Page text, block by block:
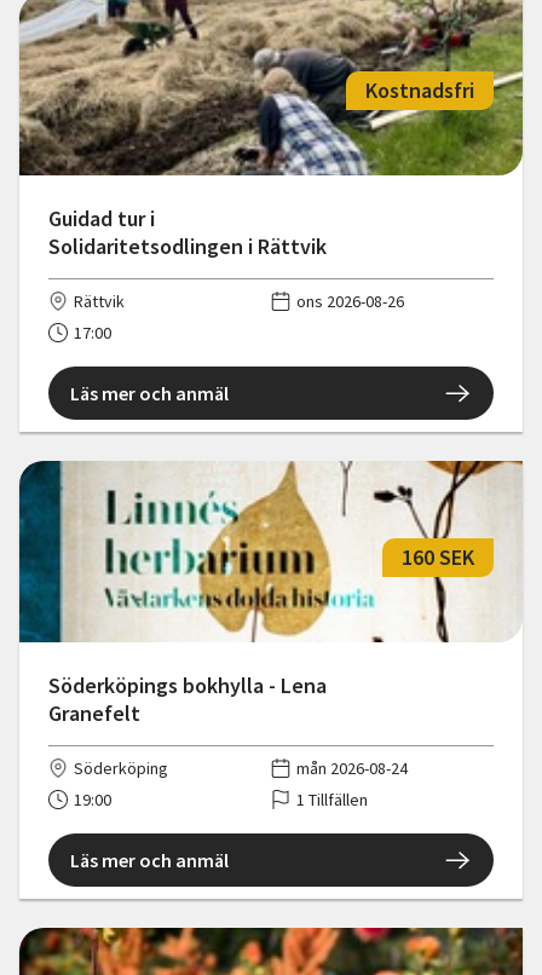
Guidad tur i
Solidaritetsodlingen i Rättvik
Kostnadsfri
Rättvik
ons 2026-08-26
17:00
Läs mer och anmäl
Söderköpings bokhylla - Lena
Granefelt
160 SEK
Söderköping
mån 2026-08-24
19:00
1 Tillfällen
Läs mer och anmäl